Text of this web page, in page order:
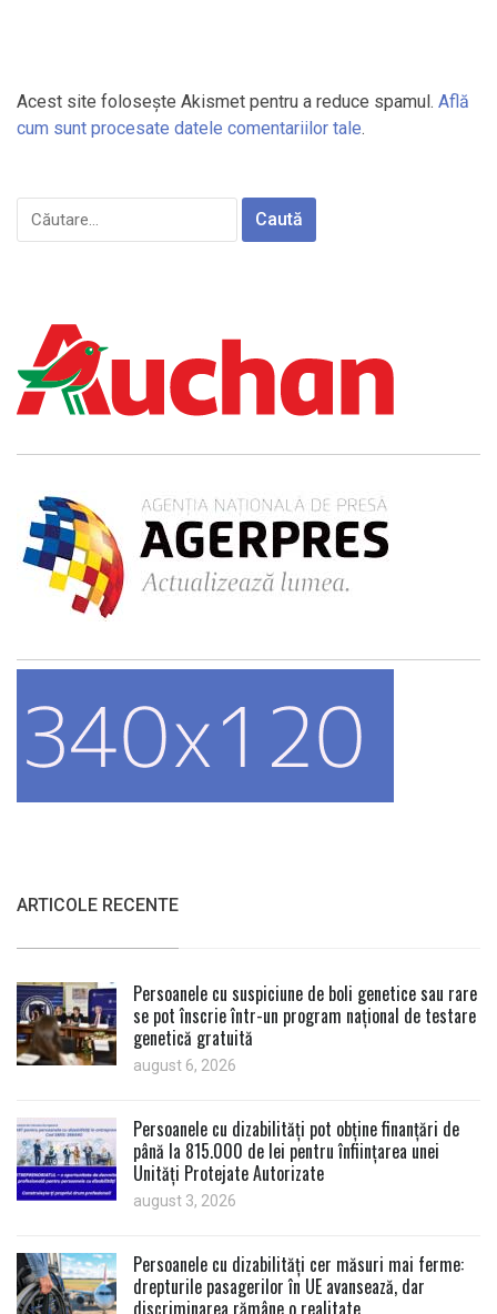
Acest site folosește Akismet pentru a reduce spamul. Află
cum sunt procesate datele comentariilor tale.
Caută
ARTICOLE RECENTE
Persoanele cu suspiciune de boli genetice sau rare
se pot înscrie într-un program național de testare
genetică gratuită
august 6, 2026
Persoanele cu dizabilități pot obține finanțări de
până la 815.000 de lei pentru înființarea unei
Unități Protejate Autorizate
august 3, 2026
Persoanele cu dizabilități cer măsuri mai ferme:
drepturile pasagerilor în UE avansează, dar
discriminarea rămâne o realitate